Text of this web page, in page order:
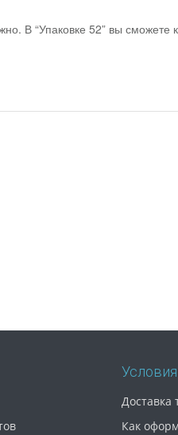
В “Упаковке 52” вы сможете
Доставка
Как